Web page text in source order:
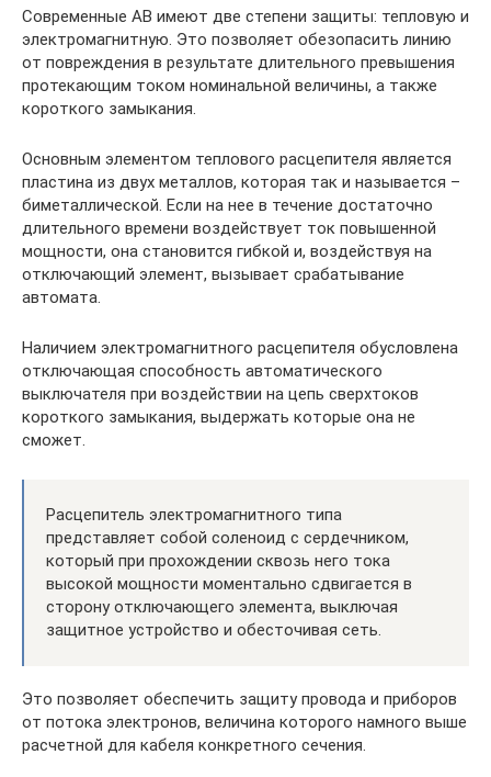
Современные АВ имеют две степени защиты: тепловую и
электромагнитную. Это позволяет обезопасить линию
от повреждения в результате длительного превышения
протекающим током номинальной величины, а также
короткого замыкания.
Основным элементом теплового расцепителя является
пластина из двух металлов, которая так и называется –
биметаллической. Если на нее в течение достаточно
длительного времени воздействует ток повышенной
мощности, она становится гибкой и, воздействуя на
отключающий элемент, вызывает срабатывание
автомата.
Наличием электромагнитного расцепителя обусловлена
отключающая способность автоматического
выключателя при воздействии на цепь сверхтоков
короткого замыкания, выдержать которые она не
сможет.
Расцепитель электромагнитного типа
представляет собой соленоид с сердечником,
который при прохождении сквозь него тока
высокой мощности моментально сдвигается в
сторону отключающего элемента, выключая
защитное устройство и обесточивая сеть.
Это позволяет обеспечить защиту провода и приборов
от потока электронов, величина которого намного выше
расчетной для кабеля конкретного сечения.